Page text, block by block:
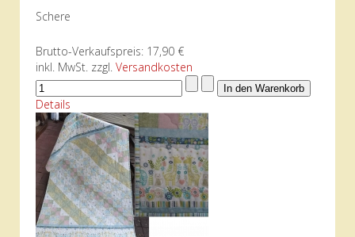
Schere
Brutto-Verkaufspreis: 17,90 €
inkl. MwSt. zzgl. Versandkosten
Details